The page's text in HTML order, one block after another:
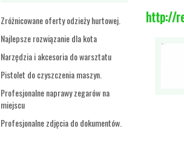
Zróżnicowane oferty odzieży hurtowej.
Najlepsze rozwiązanie dla kota
Narzędzia i akcesoria do warsztatu
Pistolet do czyszczenia maszyn.
Profesjonalne naprawy zegarów na
miejscu
Profesjonalne zdjęcia do dokumentów.
http://